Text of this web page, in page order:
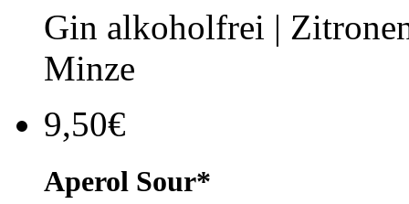
Gin alkoholfrei |
Minze
9,50€
Aperol Sour*